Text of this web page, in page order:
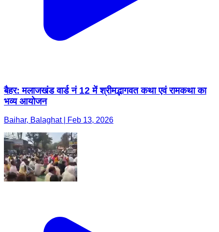
बैहर: मलाजखंड वार्ड नं 12 में श्रीमद्भागवत कथा एवं रामकथा का
भव्य आयोजन
Baihar, Balaghat | Feb 13, 2026